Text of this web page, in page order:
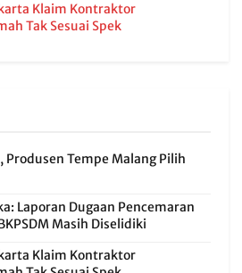
Klaim Kontraktor
Tak Sesuai Spek
Produsen Tempe Malang Pilih
Laporan Dugaan Pencemaran
Masih Diselidiki
Klaim Kontraktor